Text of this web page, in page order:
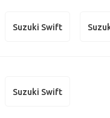
Suzuki Swift
Suzuki Swift